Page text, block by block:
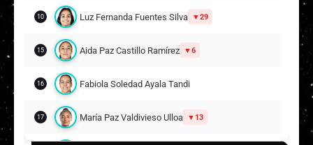
10 Luz Fernanda Fuentes Silva 29
15 Aida Paz Castillo Ramírez 6
16 Fabiola Soledad Ayala Tandi
17 María Paz Valdivieso Ulloa 13